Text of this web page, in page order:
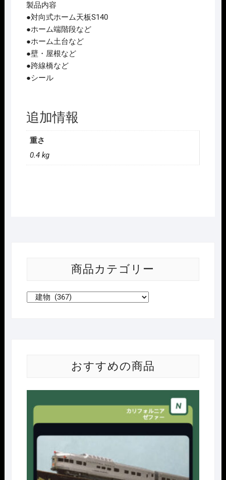
製品内容
●対向式ホーム天板S140
●ホーム端階段など
●ホーム土台など
●壁・屋根など
●跨線橋など
●シール
追加情報
重さ
0.4 kg
商品カテゴリー
おすすめの商品